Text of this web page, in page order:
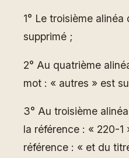
1° Le troisième alinéa
supprimé ;
2° Au quatrième
mot : « autres » est
3° Au troisième
la référence : « 220-1
référence : « et du